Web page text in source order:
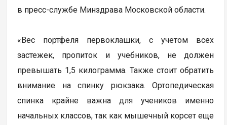
в пресс-службе Минздрава Московской области.
«Вес портфеля первоклашки, с учетом всех
застежек, пропиток и учебников, не должен
превышать 1,5 килограмма. Также стоит обратить
внимание на спинку рюкзака. Ортопедическая
спинка крайне важна для учеников именно
начальных классов, так как мышечный корсет еще